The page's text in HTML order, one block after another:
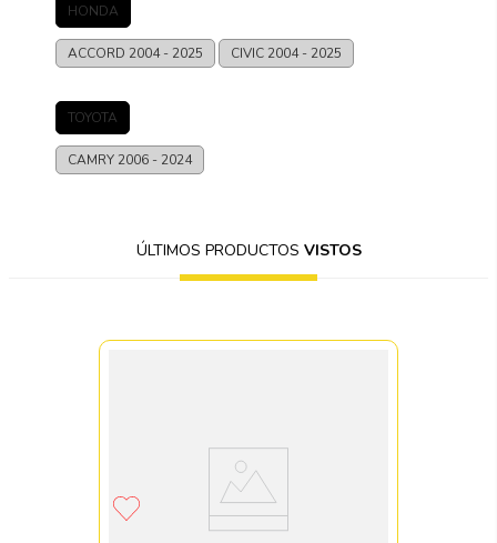
HONDA
ACCORD 2004 - 2025 CIVIC 2004 - 2025
TOYOTA
CAMRY 2006 - 2024
ÚLTIMOS PRODUCTOS VISTOS